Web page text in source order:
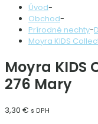
Úvod-
Obchod-
Prírodné nechty-
Moyra KIDS
Moyra KIDS
276 Mary
3,30 € s DPH